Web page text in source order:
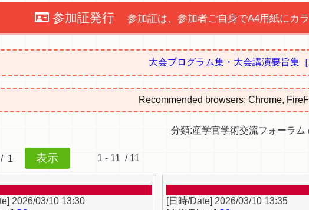
参加証発行 参加証は、参加者ご自身でA4用紙にカ
大会プログラム集・大会講演要旨集
Recommended browsers: Chrome,
分類:産学官学術交流フォーラム
/ 1 1 - 11 / 11
2026/03/10 13:30
2026/03/10 13:35